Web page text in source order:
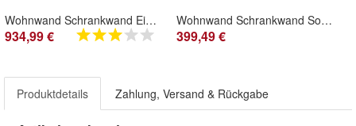
Wohnwand Schrankwand Eiche Sonoma 290 cm Wohnzimmer Anbauwand mit Beleuchtung Mondeo
934,99 €
Wohnwand Schrankwand Sonoma Eiche und weiß Wohnzimmer Anbauwand Beleuchtung Logo
399,49 €
Produktdetails Zahlung, Versand & Rückgabe